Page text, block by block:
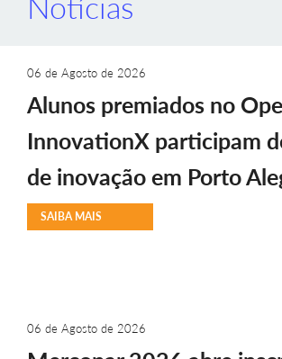
06 de Agosto de 2026
Alunos premiados no
InnovationX participam
de inovação em Porto
SAIBA MAIS
06 de Agosto de 2026